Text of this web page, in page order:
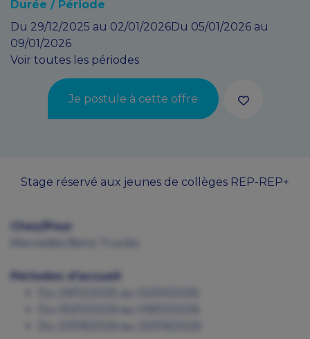
Durée / Période
Du 29/12/2025 au 02/01/2026Du 05/01/2026 au
09/01/2026
Voir toutes les périodes
Je postule à cette offre
Stage réservé aux jeunes de collèges REP-REP+
Chez/Pour
Périodes d'accueil